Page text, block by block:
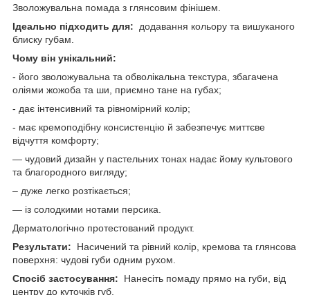
Зволожувальна помада з глянсовим фінішем.
Ідеально підходить для:
додавання кольору та вишуканого
блиску губам.
Чому він унікальний:
- його зволожувальна та обволікальна текстура, збагачена
оліями жожоба та ши, приємно тане на губах;
- дає інтенсивний та рівномірний колір;
- має кремоподібну консистенцію й забезпечує миттєве
відчуття комфорту;
— чудовий дизайн у пастельних тонах надає йому культового
та благородного вигляду;
– дуже легко розтікається;
— із солодкими нотами персика.
Дерматологічно протестований продукт.
Результати:
Насичений та рівний колір, кремова та глянсова
поверхня: чудові губи одним рухом.
Спосіб застосування: Нанесіть помаду прямо на губи, від
центру до куточків губ.